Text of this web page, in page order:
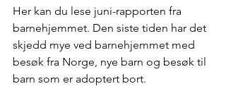
Her kan du lese juni-rapporten fra
barnehjemmet. Den siste tiden har det
skjedd mye ved barnehjemmet med
besøk fra Norge, nye barn og besøk til
barn som er adoptert bort.